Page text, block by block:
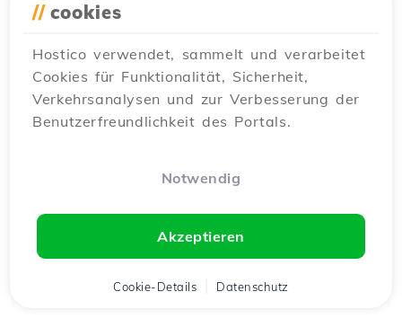
Hinzufügen eines sekundären
Tutorials / Kommerziell
Fügen Sie einen sekundären Kontakt im
Hostico-Kundenkonto hinzu, indem Sie die
einfachen Schritte befolgen. Stellen Sie sicher,
27
Ansichten 3159
Veröffentlicht am 08/07/2017
// cookies
Hostico verwendet, sammelt und verarbeitet
Cookies für Funktionalität, Sicherheit,
Verkehrsanalysen und zur Verbesserung der
Benutzerfreundlichkeit des Portals.
Notwendig
Akzeptieren
Cookie-Details Datenschutz